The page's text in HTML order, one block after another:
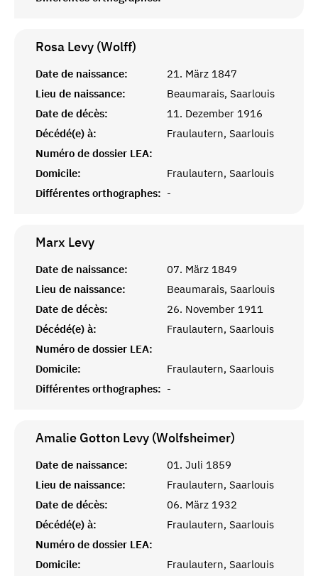
Rosa Levy (Wolff)
Date de naissance:
21. März 1847
Lieu de naissance:
Beaumarais, Saarlouis
Date de décès:
11. Dezember 1916
Décédé(e) à:
Fraulautern, Saarlouis
Numéro de dossier LEA:
Domicile:
Fraulautern, Saarlouis
Différentes orthographes: -
Marx Levy
Date de naissance:
07. März 1849
Lieu de naissance:
Beaumarais, Saarlouis
Date de décès:
26. November 1911
Décédé(e) à:
Fraulautern, Saarlouis
Numéro de dossier LEA:
Domicile:
Fraulautern, Saarlouis
Différentes orthographes: -
Amalie Gotton Levy (Wolfsheimer)
Date de naissance:
01. Juli 1859
Lieu de naissance:
Fraulautern, Saarlouis
Date de décès:
06. März 1932
Décédé(e) à:
Fraulautern, Saarlouis
Numéro de dossier LEA:
Domicile:
Fraulautern, Saarlouis